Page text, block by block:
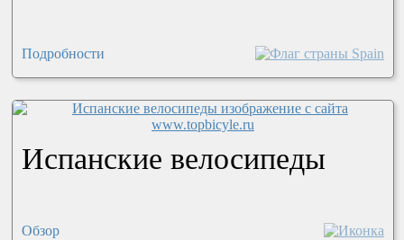
Подробности
Испанские велосипеды
Обзор